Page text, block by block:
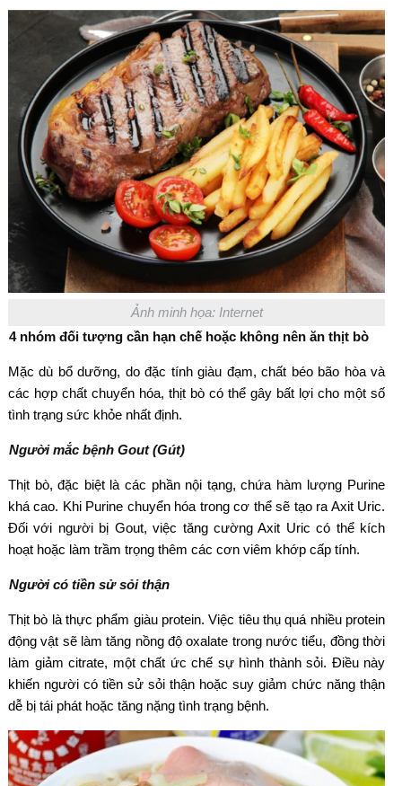
Ảnh minh họa: Internet
4 nhóm đối tượng cần hạn chế hoặc không nên ăn thịt bò
Mặc dù bổ dưỡng, do đặc tính giàu đạm, chất béo bão hòa và
các hợp chất chuyển hóa, thịt bò có thể gây bất lợi cho một số
tình trạng sức khỏe nhất định.
Người mắc bệnh Gout (Gút)
Thịt bò, đặc biệt là các phần nội tạng, chứa hàm lượng Purine
khá cao. Khi Purine chuyển hóa trong cơ thể sẽ tạo ra Axit Uric.
Đối với người bị Gout, việc tăng cường Axit Uric có thể kích
hoạt hoặc làm trầm trọng thêm các cơn viêm khớp cấp tính.
Người có tiền sử sỏi thận
Thịt bò là thực phẩm giàu protein. Việc tiêu thụ quá nhiều protein
động vật sẽ làm tăng nồng độ oxalate trong nước tiểu, đồng thời
làm giảm citrate, một chất ức chế sự hình thành sỏi. Điều này
khiến người có tiền sử sỏi thận hoặc suy giảm chức năng thận
dễ bị tái phát hoặc tăng nặng tình trạng bệnh.